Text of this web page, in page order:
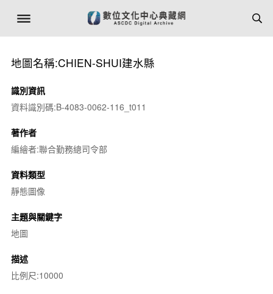
地圖名稱:CHIEN-SHUI建水縣
識別資訊
資料識別碼:B-4083-0062-116_t011
著作者
編繪者:聯合勤務總司令部
資料類型
靜態圖像
主題與關鍵字
地圖
描述
比例尺:10000